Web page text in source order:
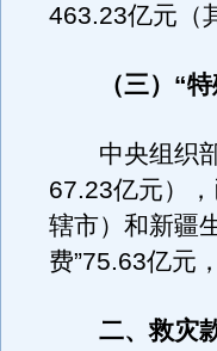
463.23亿元（
（三）“特
中央组织部
67.23亿元）
辖市）和新疆
费”75.63亿元
二、救灾款